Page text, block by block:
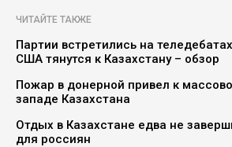
ЧИТАЙТЕ ТАКЖЕ
Партии встретились на
США тянутся к Казахстану – обзор
Пожар в донерной привел к
западе Казахстана
Отдых в Казахстане едва не
для россиян